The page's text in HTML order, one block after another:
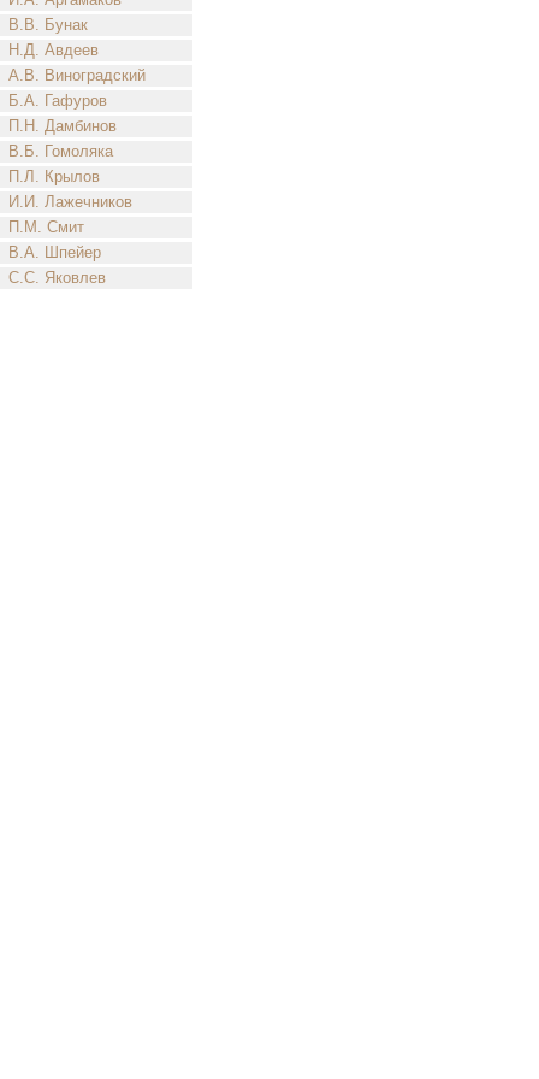
В.В. Бунак
Н.Д. Авдеев
А.В. Виноградский
Б.А. Гафуров
П.Н. Дамбинов
В.Б. Гомоляка
П.Л. Крылов
И.И. Лажечников
П.М. Смит
В.А. Шпейер
С.С. Яковлев